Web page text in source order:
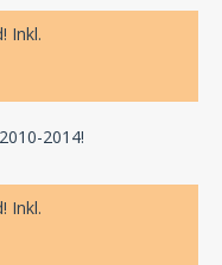
Inkl.
2014!
Inkl.